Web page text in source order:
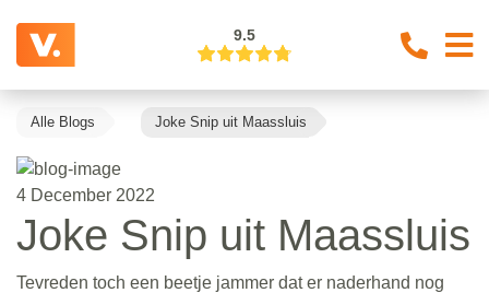
9.5
Alle Blogs Joke Snip uit Maassluis
4 December 2022
Joke Snip uit Maassluis
Tevreden toch een beetje jammer dat er naderhand nog